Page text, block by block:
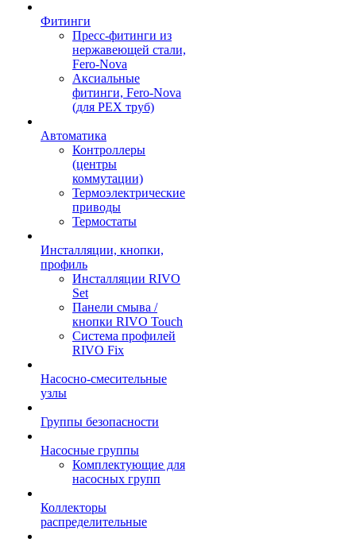
Фитинги
Пресс-фитинги из
нержавеющей стали,
Fero-Nova
Аксиальные
фитинги, Fero-Nova
(для PEX труб)
Автоматика
Контроллеры
(центры
коммутации)
Термоэлектрические
приводы
Термостаты
Инсталляции, кнопки,
профиль
Инсталляции RIVO
Set
Панели смыва /
кнопки RIVO Touch
Система профилей
RIVO Fix
Насосно-смесительные
узлы
Группы безопасности
Насосные группы
Комплектующие для
насосных групп
Коллекторы
распределительные